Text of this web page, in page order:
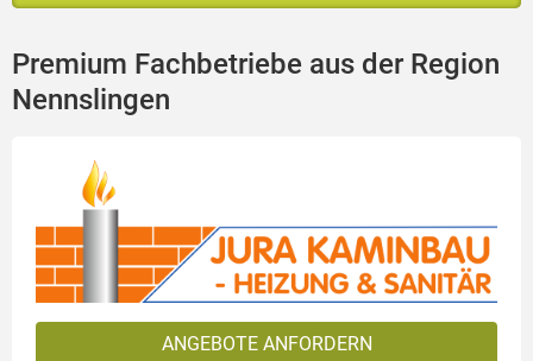
Premium Fachbetriebe aus der Region
Nennslingen
ANGEBOTE ANFORDERN